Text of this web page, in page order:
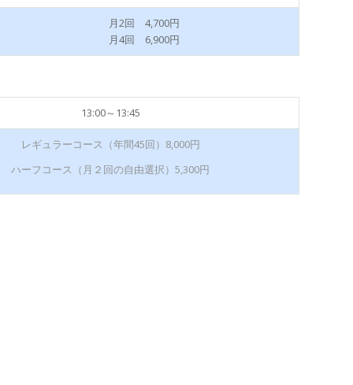
月2回 4,700円
月4回 6,900円
13:00～13:45
レギュラーコース（年間45回）8,000円
ハーフコース（月２回の自由選択）5,300円